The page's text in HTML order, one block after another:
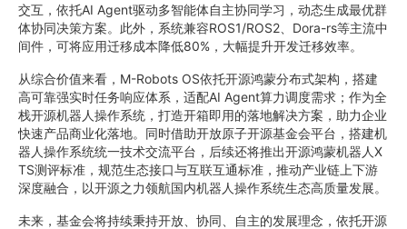
交互，依托AI Agent驱动多智能体自主协同学习，动态生成最优群
体协同决策方案。此外，系统兼容ROS1/ROS2、Dora-rs等主流中
间件，可将应用迁移成本降低80%，大幅提升开发迁移效率。
从综合价值来看，M-Robots OS依托开源鸿蒙分布式架构，搭建
高可靠强实时任务响应体系，适配AI Agent算力调度需求；作为全
栈开源机器人操作系统，打造开箱即用的落地解决方案，助力企业
快速产品商业化落地。同时借助开放原子开源基金会平台，搭建机
器人操作系统统一技术交流平台，后续还将推出开源鸿蒙机器人X
TS测评标准，规范生态接口与互联互通标准，推动产业链上下游
深度融合，以开源之力领航国内机器人操作系统生态高质量发展。
未来，基金会将持续秉持开放、协同、自主的发展理念，依托开源